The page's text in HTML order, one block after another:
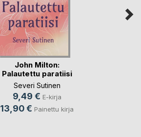
John Milton:
Palautettu paratiisi
Severi Sutinen
9,49 € E-kirja
13,90 € Painettu kirja